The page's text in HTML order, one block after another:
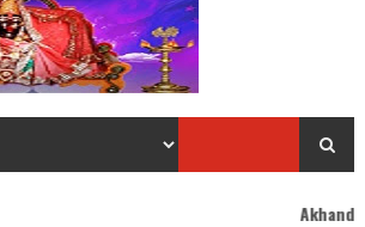
Akhand Bharat